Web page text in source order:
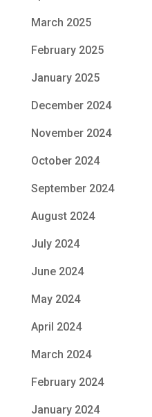
March 2025
February 2025
January 2025
December 2024
November 2024
October 2024
September 2024
August 2024
July 2024
June 2024
May 2024
April 2024
March 2024
February 2024
January 2024